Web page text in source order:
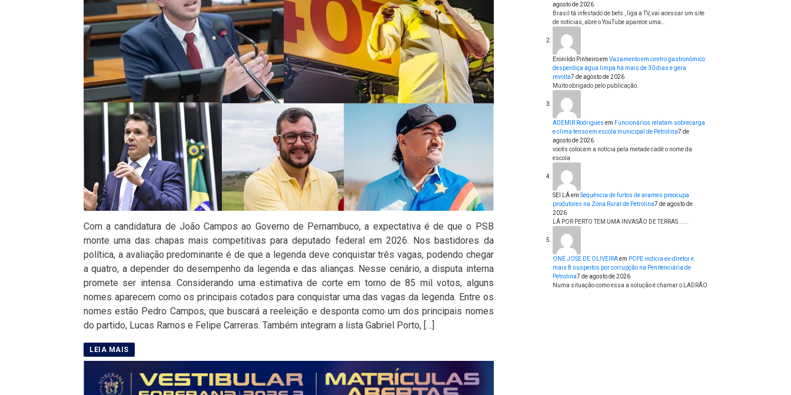
Com a candidatura de João Campos ao Governo de Pernambuco, a expectativa é de que o PSB
monte uma das chapas mais competitivas para deputado federal em 2026. Nos bastidores da
política, a avaliação predominante é de que a legenda deve conquistar três vagas, podendo chegar
a quatro, a depender do desempenho da legenda e das alianças. Nesse cenário, a disputa interna
promete ser intensa. Considerando uma estimativa de corte em torno de 85 mil votos, alguns
nomes aparecem como os principais cotados para conquistar uma das vagas da legenda. Entre os
nomes estão Pedro Campos, que buscará a reeleição e desponta como um dos principais nomes
do partido, Lucas Ramos e Felipe Carreras. Também integram a lista Gabriel Porto, […]
agosto de 2026
Brasil tá infestado de bets , liga a TV, vai acessar um site
de notícias, abre o YouTube aparece uma…
Eronildo Pinheiroem Vazamento em centro gastronômico
desperdiça água limpa há mais de 30 dias e gera
revolta7 de agosto de 2026
Muito obrigado pelo publicação.
ADEMIR Rodrigues em Funcionários relatam sobrecarga
e clima tenso em escola municipal de Petrolina7 de
agosto de 2026
vocês colocam a notícia pela metade cadê o nome da
escola
SEI LÁem Sequência de furtos de arames preocupa
produtores na Zona Rural de Petrolina7 de agosto de
2026
LÁ POR PERTO TEM UMA INVASÃO DE TERRAS......
ONE JOSE DE OLIVEIRAem PCPE indicia ex-diretor e
mais 8 suspeitos por corrupção na Penitenciária de
Petrolina7 de agosto de 2026
Numa situação como essa a solução é chamar o LADRÃO